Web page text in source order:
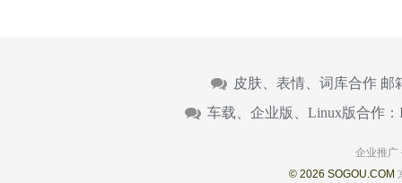
皮肤、表情、词库合作 邮
车载、企业版、Linux版合作：
企业推广
© 2026 SOGOU.COM